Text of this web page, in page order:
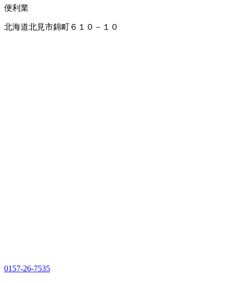
便利業
北海道北見市錦町６１０－１０
0157-26-7535